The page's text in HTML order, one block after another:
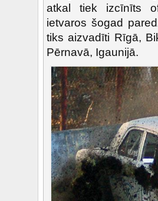
atkal tiek izcīnīts
ietvaros šogad
tiks aizvadīti Rīgā,
Pērnavā, Igaunijā.